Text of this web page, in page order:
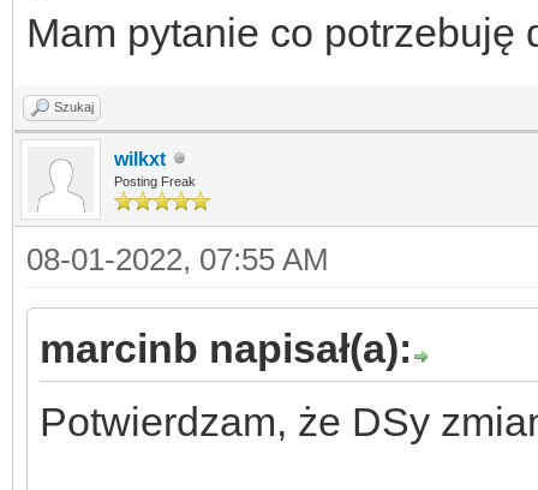
Mam pytanie co potrzebuję
Szukaj
wilkxt
Posting Freak
08-01-2022, 07:55 AM
marcinb napisał(a):
Potwierdzam, że DSy